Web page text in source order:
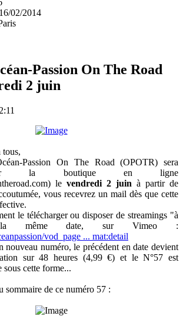
02/2014
Passion On The Road
2 juin
tous,
Passion On The Road (OPOTR) sera
sur la boutique en ligne
le vendredi 2 juin à partir de
vous recevrez un mail dès que cette
le télécharger ou disposer de streamings "à
même date, sur Vimeo :
vod_page ... mat:detail
nouveau numéro, le précédent en date devient
sur 48 heures (4,99 €) et le N°57 est
sous cette forme...
sommaire de ce numéro 57 :